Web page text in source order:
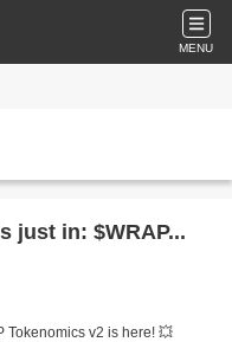
MENU
just in: $WRAP...
Tokenomics v2 is here! 💥